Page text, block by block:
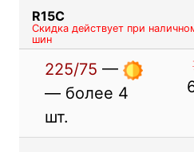
R15C
Скидка действует при
шин
225/75 —
— более 4
шт.